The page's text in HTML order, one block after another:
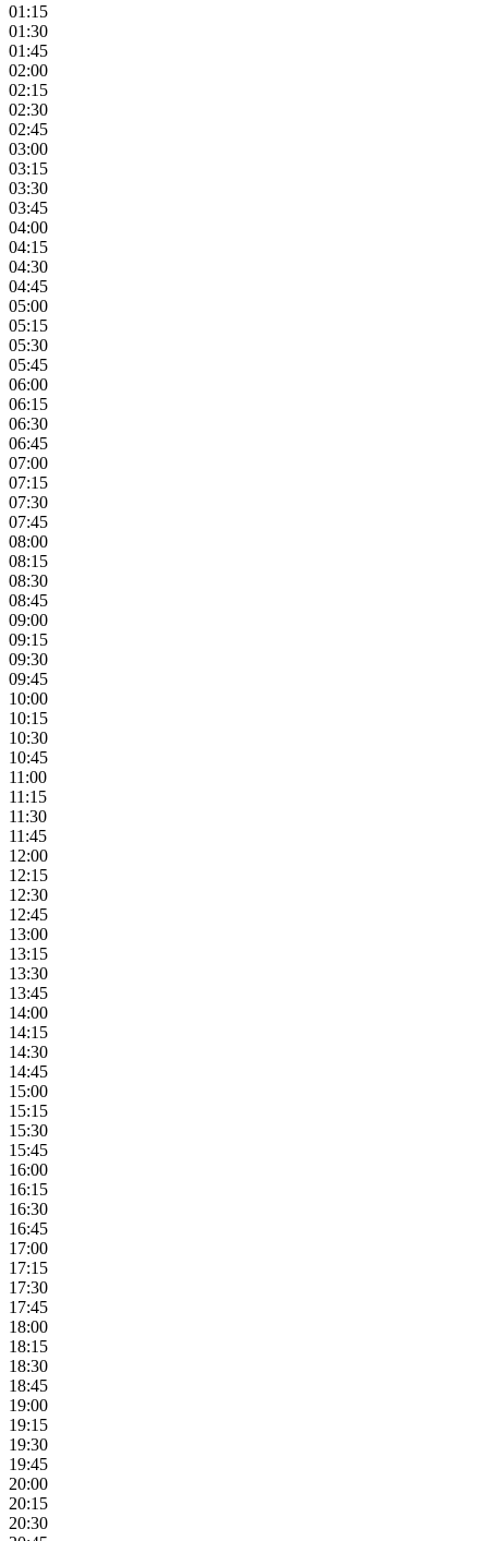
01:15
01:30
01:45
02:00
02:15
02:30
02:45
03:00
03:15
03:30
03:45
04:00
04:15
04:30
04:45
05:00
05:15
05:30
05:45
06:00
06:15
06:30
06:45
07:00
07:15
07:30
07:45
08:00
08:15
08:30
08:45
09:00
09:15
09:30
09:45
10:00
10:15
10:30
10:45
11:00
11:15
11:30
11:45
12:00
12:15
12:30
12:45
13:00
13:15
13:30
13:45
14:00
14:15
14:30
14:45
15:00
15:15
15:30
15:45
16:00
16:15
16:30
16:45
17:00
17:15
17:30
17:45
18:00
18:15
18:30
18:45
19:00
19:15
19:30
19:45
20:00
20:15
20:30